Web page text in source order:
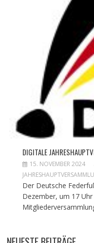
DIGITALE
15. NOVEMBER 2024
Der Deutsche
Dezember, um 17